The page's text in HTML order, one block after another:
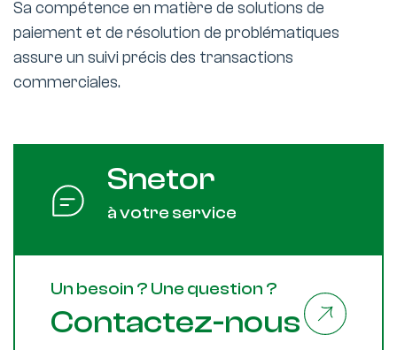
Sa compétence en matière de solutions de
paiement et de résolution de problématiques
assure un suivi précis des transactions
commerciales.
Snetor
à votre service
Un besoin ? Une question ?
Contactez-nous